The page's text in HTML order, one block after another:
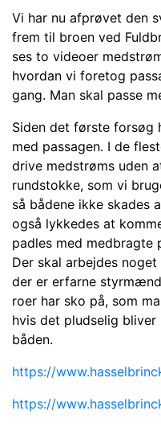
Vi har nu afprøvet den
frem til broen ved
ses to videoer
hvordan vi foretog
gang. Man skal passe
Siden det første forsøg
med passagen. I de
drive medstrøms uden
rundstokke, som vi
så bådene ikke skades
også lykkedes at
padles med medbragte
Der skal arbejdes
der er erfarne
roer har sko på, som
hvis det pludselig
båden.
https://
https://